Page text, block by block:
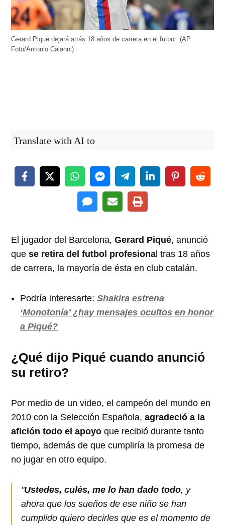
Gerard Piqué dejará atrás 18 años de carrera en el futbol. (AP
Foto/Antonio Calanni)
Translate with AI to
El jugador del Barcelona,Gerard Piqué, anunció
quese retira del futbol profesional tras 18 años
de carrera, la mayoría de ésta en club catalán.
Podría interesarte:Shakira estrena
‘Monotonía’ ¿hay mensajes ocultos en honor
a Piqué?
¿Qué dijo Piqué cuando anunció
su retiro?
Por medio de un video, el campeón del mundo en
2010 con la Selección Española,agradeció a la
afición todo el apoyo que recibió durante tanto
tiempo, además de que cumpliría la promesa de
no jugar en otro equipo.
"Ustedes, culés, me lo han dado todo, y
ahora que los sueños de ese niño se han
cumplido quiero decirles que es el momento de